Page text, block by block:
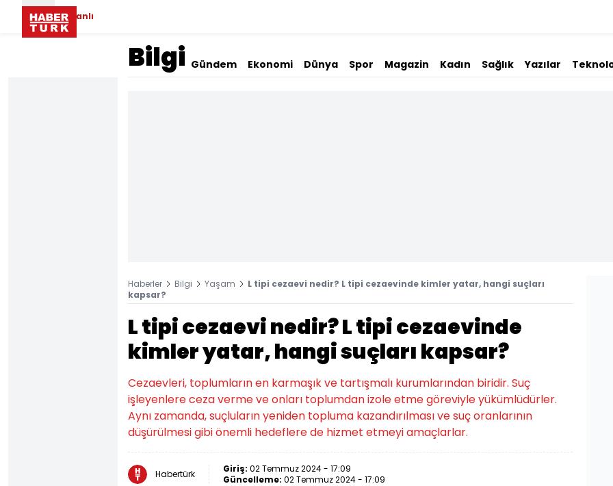
Canlı
Bilgi Gündem Ekonomi Dünya Spor Magazin Kadın Sağlık Yazılar
Haberler Bilgi Yaşam
L tipi cezaevi nedir? L tipi cezaevinde kimler yatar, hangi suçları
kapsar?
L tipi cezaevi nedir? L tipi cezaevinde
kimler yatar, hangi suçları kapsar?
Cezaevleri, toplumların en karmaşık ve tartışmalı kurumlarından biridir. Suç
işleyenlere ceza verme ve onları toplumdan izole etme göreviyle yükümlüdürler.
Aynı zamanda, suçluların yeniden topluma kazandırılması ve suç oranlarının
düşürülmesi gibi önemli hedeflere de hizmet etmeyi amaçlarlar.
Habertürk Giriş: 02 Temmuz 2024 - 17:09
Güncelleme: 02 Temmuz 2024 - 17:09